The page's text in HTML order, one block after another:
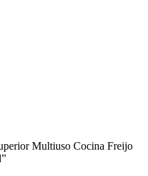
Multiuso Cocina Freijo